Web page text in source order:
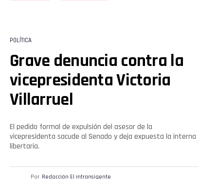
POLÍTICA
Grave denuncia contra la
vicepresidenta Victoria
Villarruel
El pedido formal de expulsión del asesor de la
vicepresidenta sacude al Senado y deja expuesta la interna
libertaria.
Por Redacción El intransigente